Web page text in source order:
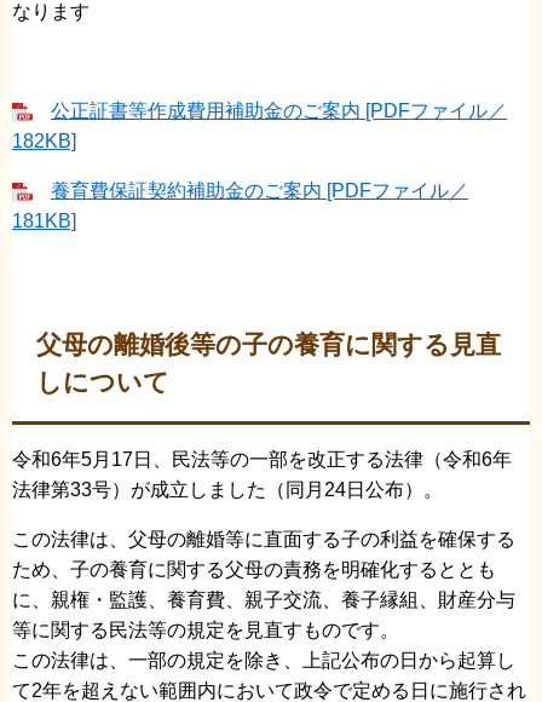
なります
公正証書等作成費用補助金のご案内 [PDFファイル／
182KB]
養育費保証契約補助金のご案内 [PDFファイル／
181KB]
父母の離婚後等の子の養育に関する見直
しについて
令和6年5月17日、民法等の一部を改正する法律（令和6年
法律第33号）が成立しました（同月24日公布）。
この法律は、父母の離婚等に直面する子の利益を確保する
ため、子の養育に関する父母の責務を明確化するととも
に、親権・監護、養育費、親子交流、養子縁組、財産分与
等に関する民法等の規定を見直すものです。
この法律は、一部の規定を除き、上記公布の日から起算し
て2年を超えない範囲内において政令で定める日に施行され